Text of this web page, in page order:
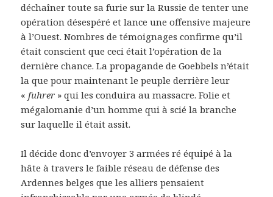
déchaîner toute sa furie sur la Russie de tenter une
opération désespéré et lance une offensive majeure
à l’Ouest. Nombres de témoignages confirme qu’il
était conscient que ceci était l’opération de la
dernière chance. La propagande de Goebbels n’était
la que pour maintenant le peuple derrière leur
« fuhrer » qui les conduira au massacre. Folie et
mégalomanie d’un homme qui à scié la branche
sur laquelle il était assit.
Il décide donc d’envoyer 3 armées ré équipé à la
hâte à travers le faible réseau de défense des
Ardennes belges que les alliers pensaient